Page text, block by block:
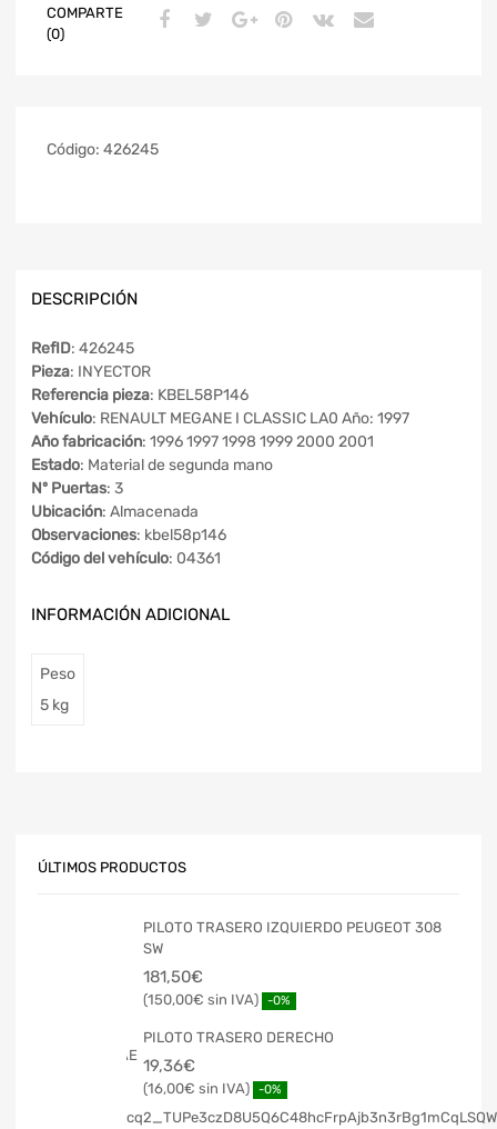
COMPARTE
(0)
Código: 426245
DESCRIPCIÓN
RefID: 426245
Pieza: INYECTOR
Referencia pieza: KBEL58P146
Vehículo: RENAULT MEGANE I CLASSIC LA0 Año: 1997
Año fabricación: 1996 1997 1998 1999 2000 2001
Estado: Material de segunda mano
Nº Puertas: 3
Ubicación: Almacenada
Observaciones: kbel58p146
Código del vehículo: 04361
INFORMACIÓN ADICIONAL
Peso
5 kg
ÚLTIMOS PRODUCTOS
PILOTO TRASERO IZQUIERDO PEUGEOT 308
SW
181,50€
150,00€ -0%
PILOTO TRASERO DERECHO
19,36€
16,00€ -0%